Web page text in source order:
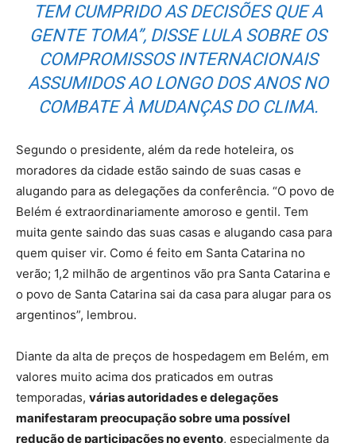
TEM CUMPRIDO AS DECISÕES QUE A
GENTE TOMA”, DISSE LULA SOBRE OS
COMPROMISSOS INTERNACIONAIS
ASSUMIDOS AO LONGO DOS ANOS NO
COMBATE À MUDANÇAS DO CLIMA.
Segundo o presidente, além da rede hoteleira, os
moradores da cidade estão saindo de suas casas e
alugando para as delegações da conferência. “O povo de
Belém é extraordinariamente amoroso e gentil. Tem
muita gente saindo das suas casas e alugando casa para
quem quiser vir. Como é feito em Santa Catarina no
verão; 1,2 milhão de argentinos vão pra Santa Catarina e
o povo de Santa Catarina sai da casa para alugar para os
argentinos”, lembrou.
Diante da alta de preços de hospedagem em Belém, em
valores muito acima dos praticados em outras
temporadas, várias autoridades e delegações
manifestaram preocupação sobre uma possível
redução de participações no evento, especialmente da